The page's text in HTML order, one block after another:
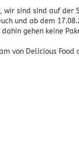
wir sind sind auf der
und ab dem
dahin gehen keine
von Delicious Food
Delicious Food and